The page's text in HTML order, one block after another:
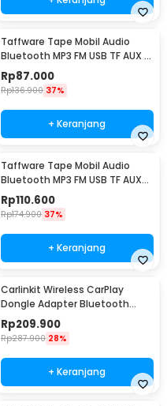
Taffware Tape Mobil Audio
Bluetooth MP3 FM USB TF AUX 12
Pin 12V 60W - MP3-S210L
Rp87.000
Rp136.900 37%
+ Keranjang
Taffware Tape Mobil Audio
Bluetooth MP3 FM USB TF AUX
12V 60W - JSD-520
Rp110.600
Rp174.900 37%
+ Keranjang
Carlinkit Wireless CarPlay
Dongle Adapter Bluetooth
Head Unit - CPC200-U2W Mini
Rp209.900
Rp287.900 28%
+ Keranjang